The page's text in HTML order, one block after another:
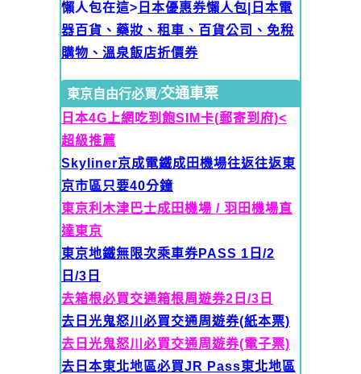
懶人包在這> 日本優惠券懶人包|日本電
器百貨、藥妝、租車、百貨公司、免稅
購物、溫泉飯店折價券
東京自由行必買/交通車票
日本4G上網吃到飽SIM卡(郵寄到府)<
超級推薦
Skyliner京成電鐵成田機場往返往返東
京市區只要40分鐘
東京利木津巴士成田機場 / 羽田機場直
達東京
東京地鐵無限次乘車券PASS 1日/2
日/3日
去箱根必買交通箱根周遊券2日/3日
去日光鬼怒川必買交通周遊券(紙本票)
去日光鬼怒川必買交通周遊券(電子票)
去日本東北地區必買JR Pass東北地區